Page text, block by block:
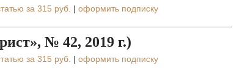
за 315 руб. | оформить подписку
№ 42, 2019 г.)
за 315 руб. | оформить подписку